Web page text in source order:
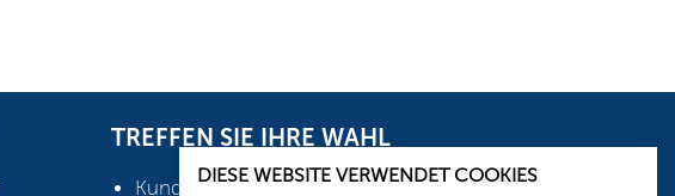
DIESE WEBSITE VERWENDET COOKIES
TREFFEN SIE IHRE WAHL
Kundenservice